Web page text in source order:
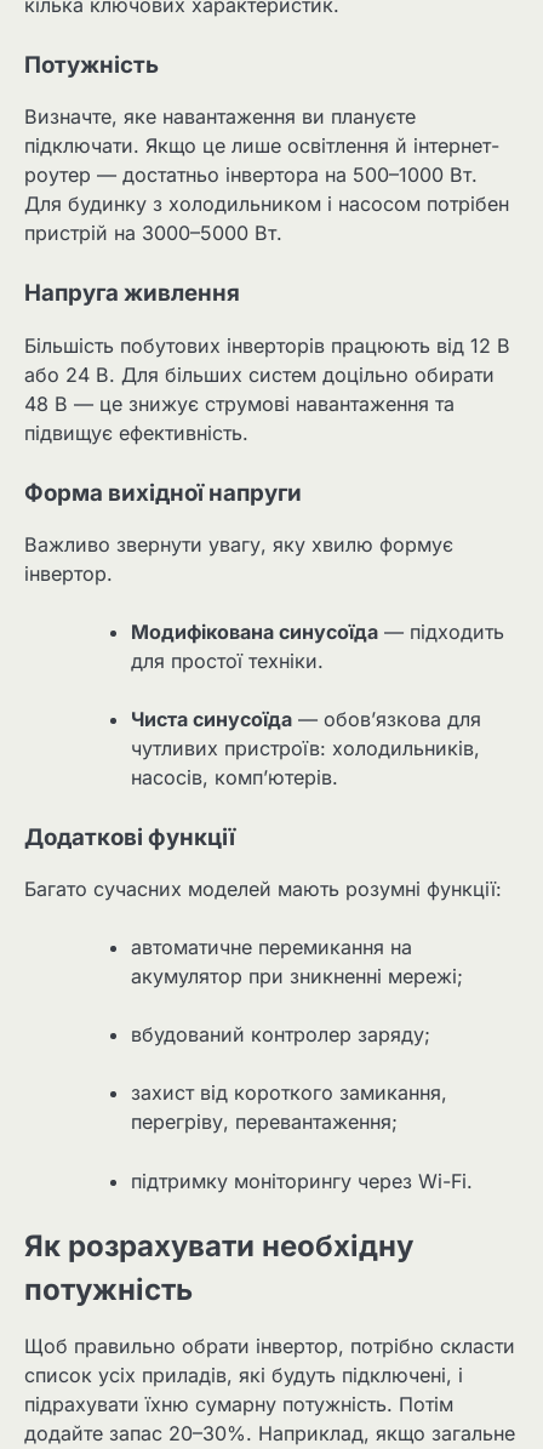
кілька ключових характеристик.
Потужність
Визначте, яке навантаження ви плануєте
підключати. Якщо це лише освітлення й інтернет-
роутер — достатньо інвертора на 500–1000 Вт.
Для будинку з холодильником і насосом потрібен
пристрій на 3000–5000 Вт.
Напруга живлення
Більшість побутових інверторів працюють від 12 В
або 24 В. Для більших систем доцільно обирати
48 В — це знижує струмові навантаження та
підвищує ефективність.
Форма вихідної напруги
Важливо звернути увагу, яку хвилю формує
інвертор.
Модифікована синусоїда — підходить
для простої техніки.
Чиста синусоїда — обов’язкова для
чутливих пристроїв: холодильників,
насосів, комп’ютерів.
Додаткові функції
Багато сучасних моделей мають розумні функції:
автоматичне перемикання на
акумулятор при зникненні мережі;
вбудований контролер заряду;
захист від короткого замикання,
перегріву, перевантаження;
підтримку моніторингу через Wi-Fi.
Як розрахувати необхідну
потужність
Щоб правильно обрати інвертор, потрібно скласти
список усіх приладів, які будуть підключені, і
підрахувати їхню сумарну потужність. Потім
додайте запас 20–30%. Наприклад, якщо загальне